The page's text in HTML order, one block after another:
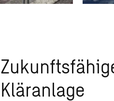
Kläranlage